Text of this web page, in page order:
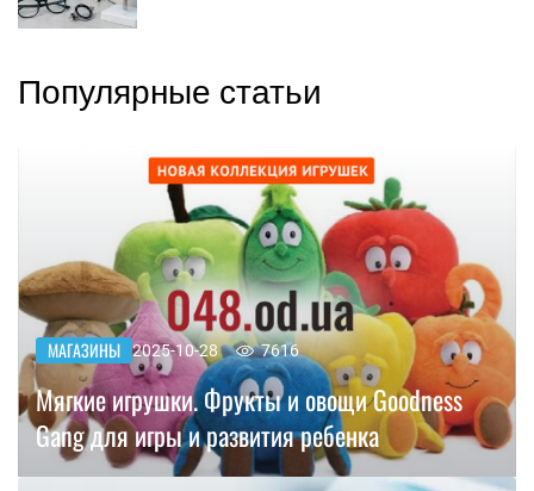
Популярные статьи
МАГАЗИНЫ 2025-10-28 7616
Мягкие игрушки. Фрукты и овощи Goodness
Gang для игры и развития ребенка